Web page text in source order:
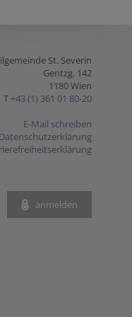
St. Severin
Gentzg. 142
1180 Wien
T +43 (1) 361 01 80-20
E-Mail schreiben
Datenschutzerklärung
anmelden